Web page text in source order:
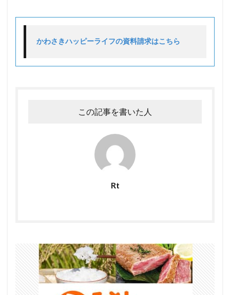
かわさきハッピーライフの資料請求はこちら
この記事を書いた人
Rt